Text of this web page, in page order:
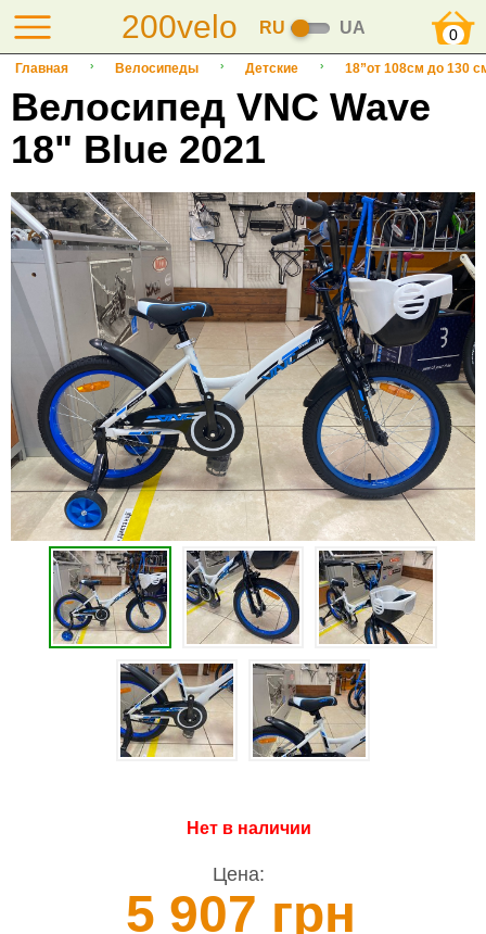
200velo RU UA 0
Главная Велосипеды Детские 18”от 108см до 130
Велосипед VNC Wave
18" Blue 2021
Нет в наличии
Цена:
5 907 грн